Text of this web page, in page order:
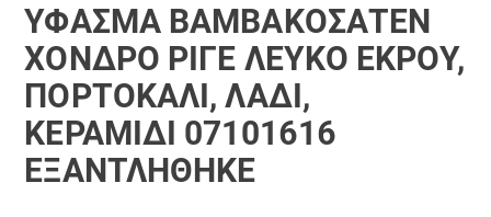
ΎΦΑΣΜΑ ΒΑΜΒΑΚΟΣΑΤΈΝ
ΧΟΝΔΡΌ ΡΙΓΈ ΛΕΥΚΌ ΕΚΡΟΎ,
ΠΟΡΤΟΚΑΛΙ, ΛΑΔΊ,
ΚΕΡΑΜΙΔΊ 07101616
ΕΞΑΝΤΛΗΘΗΚΕ